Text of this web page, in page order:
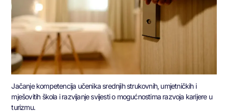
Jačanje kompetencija učenika srednjih strukovnih, umjetničkih i
mješovitih škola i razvijanje svijesti o mogućnostima razvoja karijere u
turizmu.